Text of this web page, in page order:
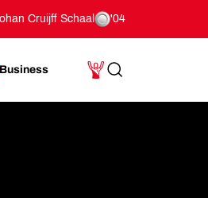
Cruijff Schaal '04
Business
Mijn Account
Search